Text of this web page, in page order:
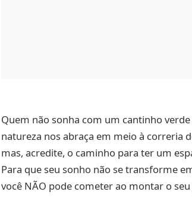
Quem não sonha com um cantinho
natureza nos abraça em meio à correria
mas, acredite, o caminho para ter um
Para que seu sonho não se transforme
você NÃO pode cometer ao montar o